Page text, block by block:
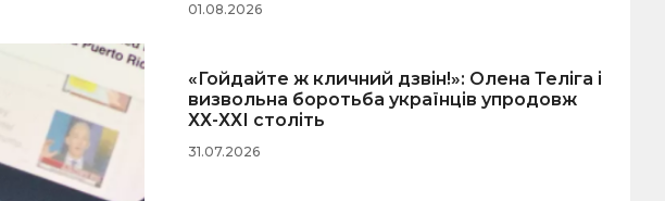
01.08.2026
«Гойдайте ж кличний дзвін!»: Олена Теліга і
визвольна боротьба українців упродовж
ХХ-ХХІ століть
31.07.2026